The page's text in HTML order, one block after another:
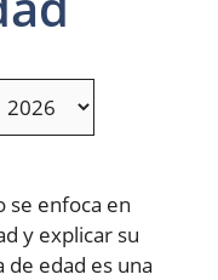
se enfoca en
y explicar su
edad es una